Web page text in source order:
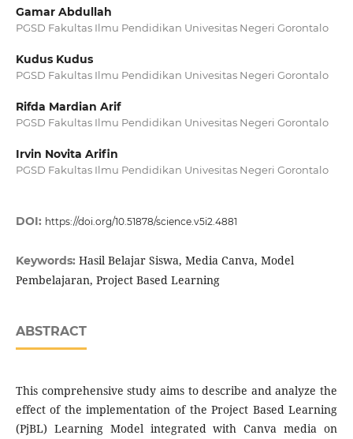
Gamar Abdullah
PGSD Fakultas Ilmu Pendidikan Univesitas Negeri Gorontalo
Kudus Kudus
PGSD Fakultas Ilmu Pendidikan Univesitas Negeri Gorontalo
Rifda Mardian Arif
PGSD Fakultas Ilmu Pendidikan Univesitas Negeri Gorontalo
Irvin Novita Arifin
PGSD Fakultas Ilmu Pendidikan Univesitas Negeri Gorontalo
DOI: https://doi.org/10.51878/science.v5i2.4881
Keywords: Hasil Belajar Siswa, Media Canva, Model
Pembelajaran, Project Based Learning
ABSTRACT
This comprehensive study aims to describe and analyze the
effect of the implementation of the Project Based Learning
(PjBL) Learning Model integrated with Canva media on